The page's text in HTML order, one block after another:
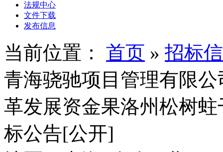
法规中心
文件下载
发布信息
当前位置： 首页 » 招标
青海骁驰项目管理有限
革发展资金果洛州松树
标公告[公开]